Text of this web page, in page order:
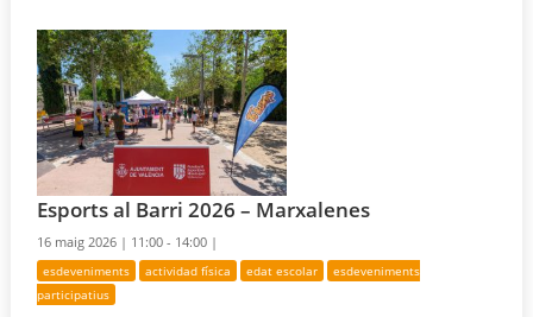
Esports al Barri 2026 – Marxalenes
16 maig 2026 | 11:00 - 14:00 |
esdeveniments actividad física edat escolar
esdeveniments
participatius